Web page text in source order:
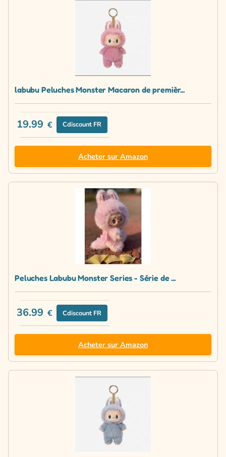
labubu Peluches Monster Macaron de premièr...
19.99 € Cdiscount FR
Acheter sur Amazon
Peluches Labubu Monster Series - Série de ...
36.99 € Cdiscount FR
Acheter sur Amazon